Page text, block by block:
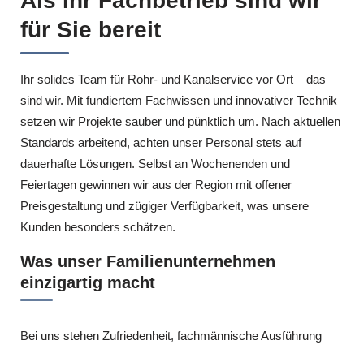
für Sie bereit
Ihr solides Team für Rohr- und Kanalservice vor Ort – das
sind wir. Mit fundiertem Fachwissen und innovativer Technik
setzen wir Projekte sauber und pünktlich um. Nach aktuellen
Standards arbeitend, achten unser Personal stets auf
dauerhafte Lösungen. Selbst an Wochenenden und
Feiertagen gewinnen wir aus der Region mit offener
Preisgestaltung und zügiger Verfügbarkeit, was unsere
Kunden besonders schätzen.
Was unser Familienunternehmen
einzigartig macht
Bei uns stehen Zufriedenheit, fachmännische Ausführung